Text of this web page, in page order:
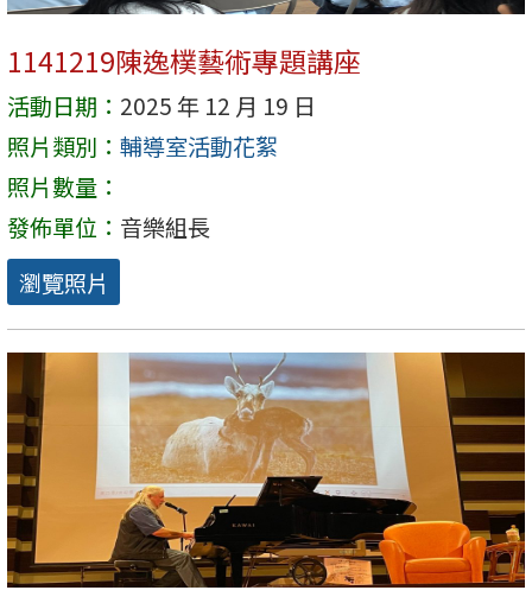
1141219陳逸樸藝術專題講座
活動日期： 2025 年 12 月 19 日
照片類別： 輔導室活動花絮
照片數量：
發佈單位： 音樂組長
瀏覽照片